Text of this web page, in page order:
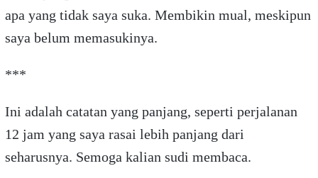
apa yang tidak saya suka. Membikin mual, meskipun
saya belum memasukinya.
***
Ini adalah catatan yang panjang, seperti perjalanan
12 jam yang saya rasai lebih panjang dari
seharusnya. Semoga kalian sudi membaca.